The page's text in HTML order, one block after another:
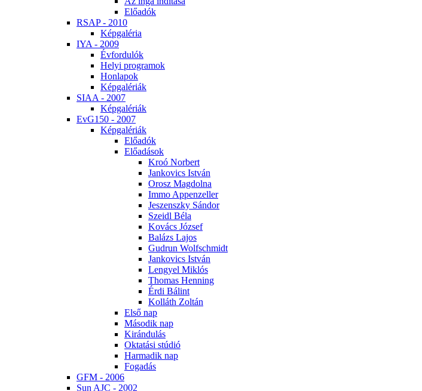
Elő­adók
RSAP - 2010
Kép­ga­lé­ria
IYA - 2009
Év­for­du­lók
He­lyi prog­ra­mok
Hon­la­pok
Kép­ga­lé­ri­ák
SI­AA - 2007
Kép­ga­lé­ri­ák
EvG150 - 2007
Kép­ga­lé­ri­ák
Elő­adók
Elő­adá­sok
Kroó Nor­bert
Jan­ko­vics Ist­ván
Orosz Mag­dol­na
Im­mo Ap­pen­zel­ler
Je­szensz­ky Sán­dor
Szeidl Bé­la
Ko­vács Jó­zsef
Ba­lázs La­jos
Gud­run Wolfsch­midt
Jan­ko­vics Ist­ván
Len­gyel Mik­lós
Tho­mas Hen­ning
Ér­di Bá­lint
Kol­láth Zol­tán
El­ső nap
Má­so­dik nap
Ki­rán­du­lás
Ok­ta­tá­si stú­dió
Har­ma­dik nap
Fo­ga­dás
GFM - 2006
Sun AJC - 2002